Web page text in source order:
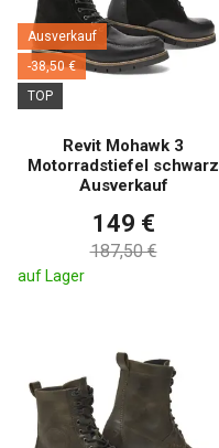
Ausverkauf
-38,50 €
TOP
Revit Mohawk 3
Motorradstiefel schwarz
Ausverkauf
149 €
187,50 €
auf Lager